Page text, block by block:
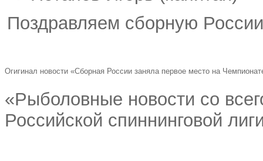
Поздравляем сборную
Огигинал новости «Сборная России заняла первое место на
«Рыболовные новости со
Российской спиннинговой